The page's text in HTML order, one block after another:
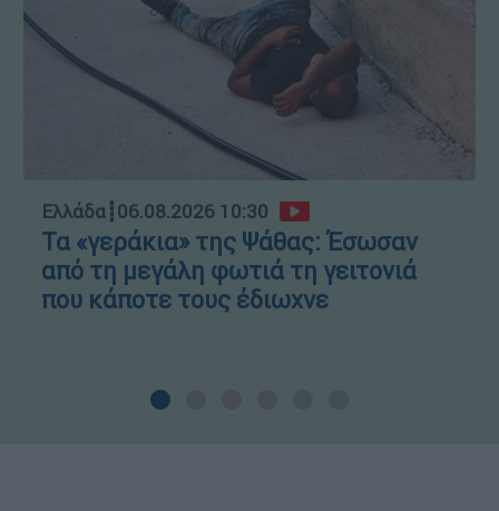
Ελλάδα┋06.08.2026 10:30
Τα «γεράκια» της Ψάθας: Έσωσαν
από τη μεγάλη φωτιά τη γειτονιά
που κάποτε τους έδιωχνε